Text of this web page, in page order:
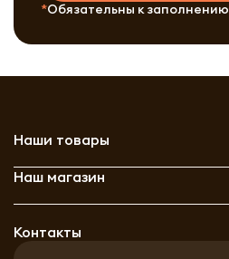
Обязательны к заполнению
Наши товары
Наш магазин
Контакты